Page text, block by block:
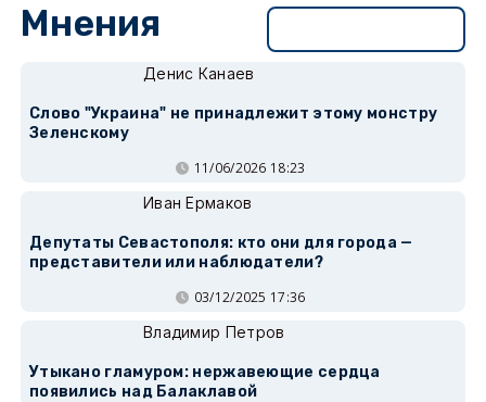
Мнения
Денис Канаев
Слово "Украина" не принадлежит этому монстру
Зеленскому
11/06/2026 18:23
Иван Ермаков
Депутаты Севастополя: кто они для города —
представители или наблюдатели?
03/12/2025 17:36
Владимир Петров
Утыкано гламуром: нержавеющие сердца
появились над Балаклавой